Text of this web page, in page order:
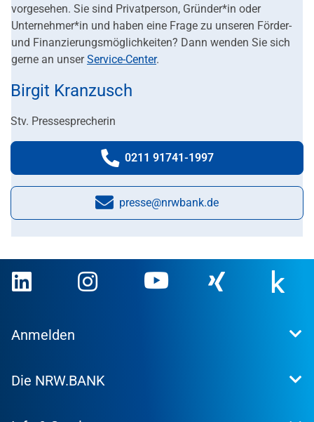
vorgesehen. Sie sind Privatperson, Gründer*in oder
Unternehmer*in und haben eine Frage zu unseren Förder-
und Finanzierungsmöglichkeiten? Dann wenden Sie sich
gerne an unserService-Center.
Birgit Kranzusch
Stv. Pressesprecherin
Telefonnummer:
0211 91741-1997
E-Mail:
presse@nrwbank.de
Anmelden
Kundenportal
Die NRW.BANK